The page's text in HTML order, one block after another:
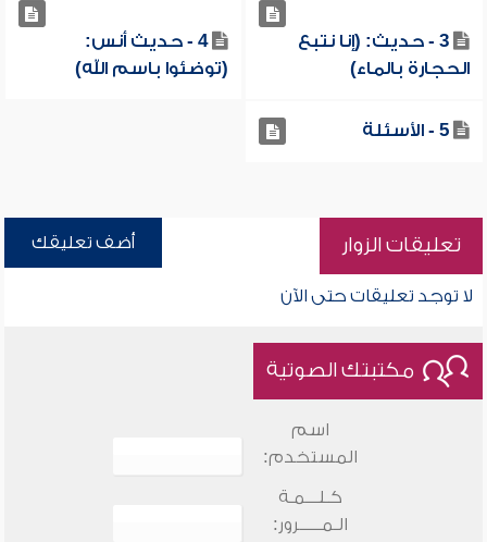
3 - حديث: (إنا نتبع
الحجارة بالماء)
4 - حديث أنس:
(توضئوا باسم الله)
5 - الأسئلة
تعليقات الزوار أضف تعليقك
لا توجد تعليقات حتى الآن
مكتبتك الصوتية
اسم
المستخدم:
كـلـــمـة
الـمـــــرور: